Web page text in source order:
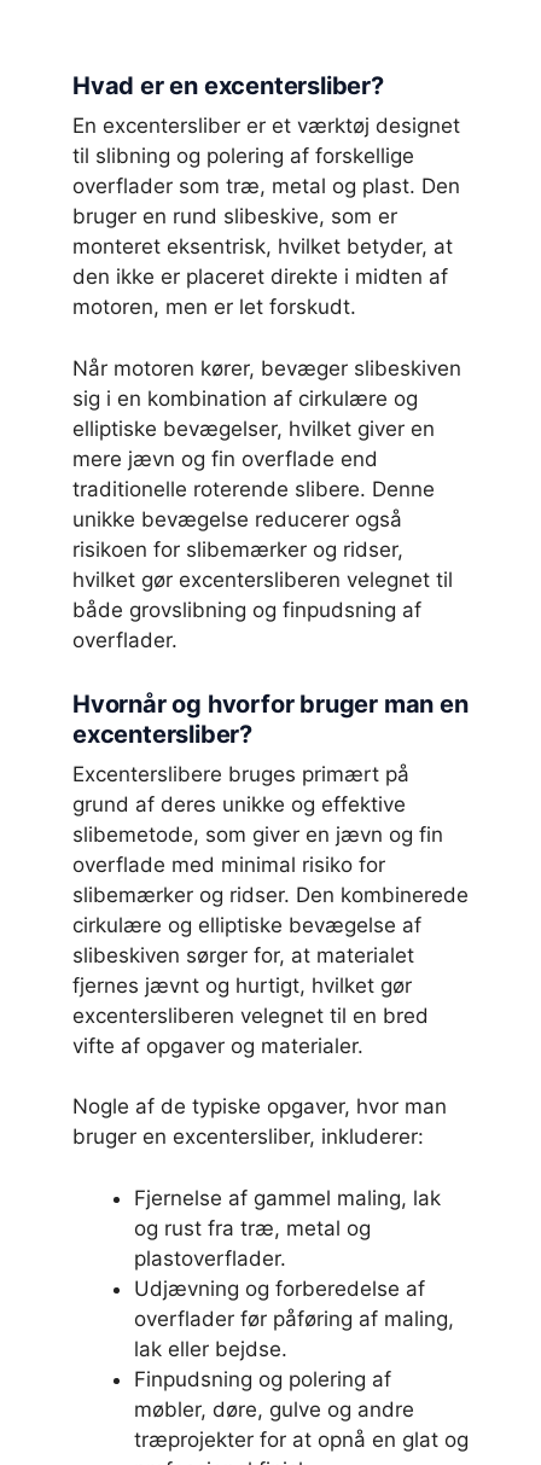
Hvad er en excentersliber?
En excentersliber er et værktøj designet
til slibning og polering af forskellige
overflader som træ, metal og plast. Den
bruger en rund slibeskive, som er
monteret eksentrisk, hvilket betyder, at
den ikke er placeret direkte i midten af
motoren, men er let forskudt.
Når motoren kører, bevæger slibeskiven
sig i en kombination af cirkulære og
elliptiske bevægelser, hvilket giver en
mere jævn og fin overflade end
traditionelle roterende slibere. Denne
unikke bevægelse reducerer også
risikoen for slibemærker og ridser,
hvilket gør excentersliberen velegnet til
både grovslibning og finpudsning af
overflader.
Hvornår og hvorfor bruger man en
excentersliber?
Excenterslibere bruges primært på
grund af deres unikke og effektive
slibemetode, som giver en jævn og fin
overflade med minimal risiko for
slibemærker og ridser. Den kombinerede
cirkulære og elliptiske bevægelse af
slibeskiven sørger for, at materialet
fjernes jævnt og hurtigt, hvilket gør
excentersliberen velegnet til en bred
vifte af opgaver og materialer.
Nogle af de typiske opgaver, hvor man
bruger en excentersliber, inkluderer:
Fjernelse af gammel maling, lak
og rust fra træ, metal og
plastoverflader.
Udjævning og forberedelse af
overflader før påføring af maling,
lak eller bejdse.
Finpudsning og polering af
møbler, døre, gulve og andre
træprojekter for at opnå en glat og